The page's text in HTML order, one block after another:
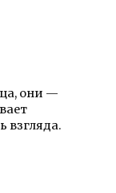
они —
взгляда.